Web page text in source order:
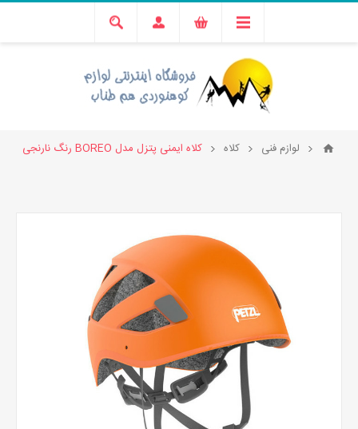
لوازم فنی کلاه کلاه ایمنی پتزل مدل BOREO رنگ نارنجی